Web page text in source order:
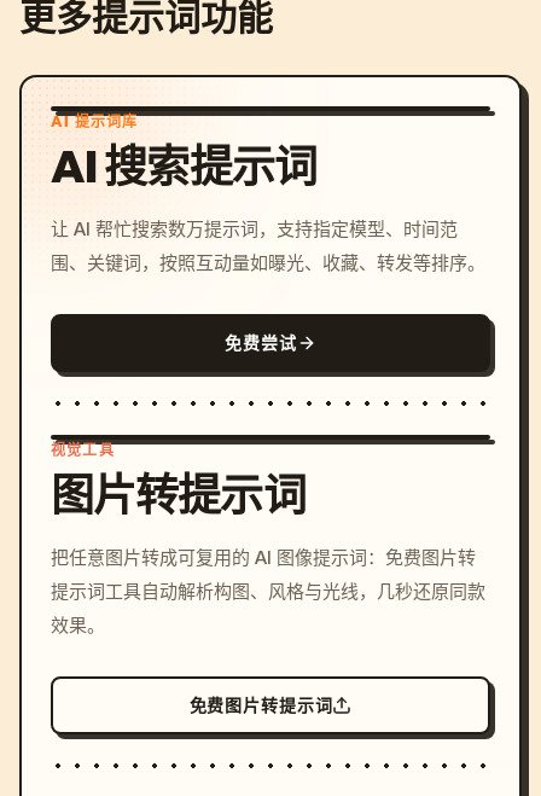
更多提示词功能
AI 提示词库
AI 搜索提示词
让 AI 帮忙搜索数万提示词，支持指定模型、时间范
围、关键词，按照互动量如曝光、收藏、转发等排序。
免费尝试
c, cyberpunk sunset, neon
colors, 8k --v 6.0
视觉工具
图片转提示词
把任意图片转成可复用的 AI 图像提示词：免费图片转
提示词工具自动解析构图、风格与光线，几秒还原同款
效果。
免费图片转提示词